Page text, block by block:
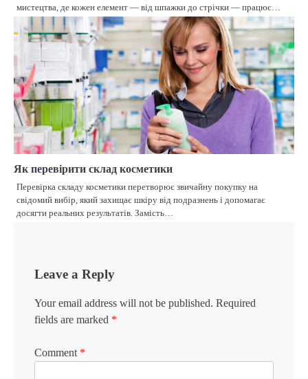
мистецтва, де кожен елемент — від шпажки до стрічки — працює…
Як перевірити склад косметики
Перевірка складу косметики перетворює звичайну покупку на
свідомий вибір, який захищає шкіру від подразнень і допомагає
досягти реальних результатів. Замість…
Leave a Reply
Your email address will not be published. Required
fields are marked *
Comment *